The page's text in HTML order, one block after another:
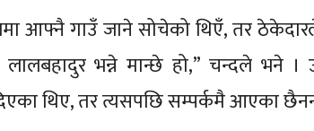
आफ्नै गाउँ जाने सोचेको थिएँ, तर ठेकेदारले
भन्ने मान्छे हो,” चन्दले भने
थिए, तर त्यसपछि सम्पर्कमै आएका